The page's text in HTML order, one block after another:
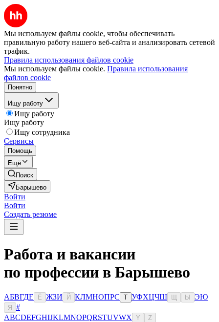
Мы используем файлы cookie, чтобы обеспечивать
правильную работу нашего веб-сайта и анализировать сетевой
трафик.
Правила использования файлов cookie
Мы используем файлы cookie. Правила использования
файлов cookie
Понятно
Ищу работу
Ищу работу
Ищу работу
Ищу сотрудника
Сервисы
Помощь
Ещё
Поиск
Барышево
Войти
Войти
Создать резюме
Работа и вакансии
по профессии в Барышево
АБВГДЕ Ё ЖЗИ Й КЛМНОПРС Т УФХЦЧШ Ы ЭЮ
Я
#
ABCDEFGHIJKLMNOPQRSTUVWX Y Z